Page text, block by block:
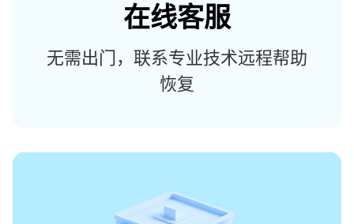
在线客服
无需出门，联系专业技术远程帮助
恢复